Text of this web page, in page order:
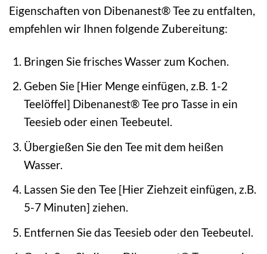
Eigenschaften von Dibenanest® Tee zu entfalten,
empfehlen wir Ihnen folgende Zubereitung:
Bringen Sie frisches Wasser zum Kochen.
Geben Sie [Hier Menge einfügen, z.B. 1-2
Teelöffel] Dibenanest® Tee pro Tasse in ein
Teesieb oder einen Teebeutel.
Übergießen Sie den Tee mit dem heißen
Wasser.
Lassen Sie den Tee [Hier Ziehzeit einfügen, z.B.
5-7 Minuten] ziehen.
Entfernen Sie das Teesieb oder den Teebeutel.